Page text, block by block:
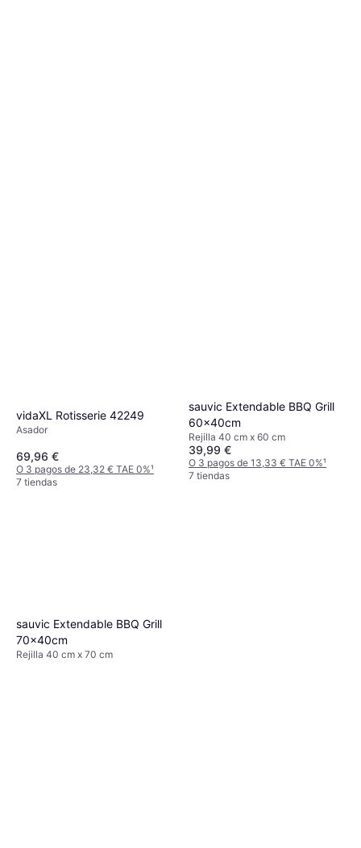
vidaXL Rotisserie 42249
Asador
69,96 €
O 3 pagos de 23,32 € TAE 0%¹
7 tiendas
sauvic Extendable BBQ Grill
60x40cm
Rejilla 40 cm x 60 cm
39,99 €
O 3 pagos de 13,33 € TAE 0%¹
7 tiendas
sauvic Extendable BBQ Grill
70x40cm
Rejilla 40 cm x 70 cm